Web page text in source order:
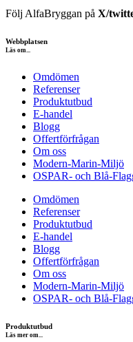
Följ AlfaBryggan på X/
Webbplatsen
Läs om...
Omdömen
Referenser
Produktutbud
E-handel
Blogg
Offertförfrågan
Om oss
Modern-Marin-Miljö
OSPAR- och Blå-
Omdömen
Referenser
Produktutbud
E-handel
Blogg
Offertförfrågan
Om oss
Modern-Marin-Miljö
OSPAR- och Blå-
Produktutbud
Läs mer om...